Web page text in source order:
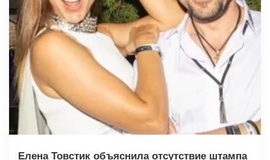
Елена Товстик объяснила отсутствие штампа